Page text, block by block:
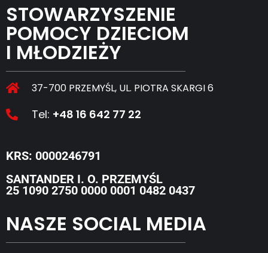
STOWARZYSZENIE
POMOCY DZIECIOM
I MŁODZIEŻY
37-700 PRZEMYŚL, UL. PIOTRA SKARGI 6
Tel: +48 16 642 77 22
KRS: 0000246791
SANTANDER I. O. PRZEMYŚL
25 1090 2750 0000 0001 0482 0437
NASZE SOCIAL MEDIA